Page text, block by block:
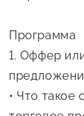
О
Программа
1. Оффер
• Что такое